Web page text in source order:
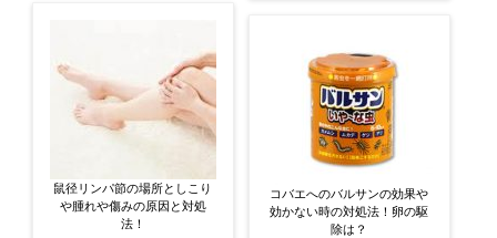
鼠径リンパ節の場所としこり
や腫れや傷みの原因と対処
法！
コバエへのバルサンの効果や
効かない時の対処法！卵の駆
除は？